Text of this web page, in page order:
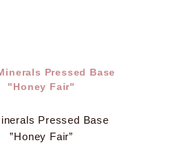
Pressed Base
”Honey Fair”